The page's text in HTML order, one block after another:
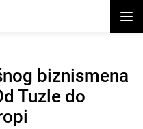
biznismena
Tuzle do